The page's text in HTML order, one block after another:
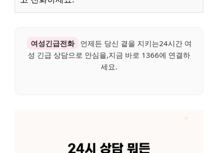
여성긴급전화
언제든 당신 곁을 지키는24시간 여
성 긴급 상담으로 안심을,지금 바로 1366에 연결하
세요.